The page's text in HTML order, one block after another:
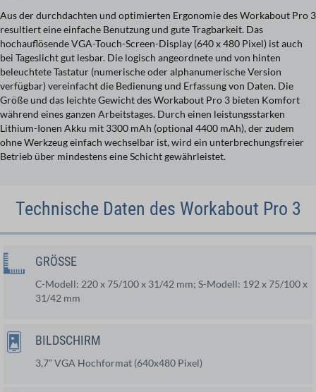
Aus der durchdachten und optimierten Ergonomie des Workabout Pro 3
resultiert eine einfache Benutzung und gute Tragbarkeit. Das
hochauflösende VGA-Touch-Screen-Display (640 x 480 Pixel) ist auch
bei Tageslicht gut lesbar. Die logisch angeordnete und von hinten
beleuchtete Tastatur (nu­merische oder alphanumerische Version
verfügbar) vereinfacht die Bedienung und Erfassung von Daten. Die
Größe und das leichte Gewicht des Workabout Pro 3 bieten Komfort
während eines ganzen Arbeitstages. Durch einen leistungsstarken
Lithium-Ionen Akku mit 3300 mAh (optional 4400 mAh), der zudem
ohne Werkzeug einfach wechselbar ist, wird ein unterbrechungsfreier
Betrieb über mindestens eine Schicht gewährleistet.
Technische Daten des Workabout Pro 3
GRÖSSE
C-Modell: 220 x 75/100 x 31/42 mm; S-Modell: 192 x 75/100 x
31/42 mm
BILDSCHIRM
3,7” VGA Hochformat (640x480 Pixel)